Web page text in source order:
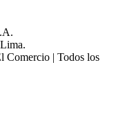
Comercio | Todos los